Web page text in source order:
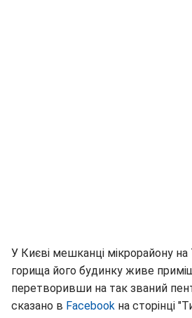
У Києві мешканці мікрорайону на
горища його будинку живе
перетворивши на так званий
сказано в Facebook на сторінці